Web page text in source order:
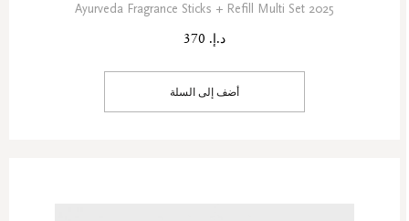
Ayurveda Fragrance Sticks + Refill Multi Set 2025
د.إ. 370
أضف إلى السلة